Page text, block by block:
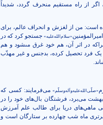
از راه مستقیم منحرف گردد، شدیداً
است: من از لغزش و انحراف عالم، برای
«سلام‌الله‌علیه» جستجو کرد که در
در اثر آن، هم خود غرق مى‏شود و هم
یک فرد تحصیل کرده، بدجنس و غیر مهذّب
«صلّی‌الله‌علیه‌وآله‌وسلّم» می‌فرمایند: کسى كه
بهشت می‌برد، فرشتگان بال‌هاى خود را در
ماهي‌های دريا براى طالب علم آمرزش
برترى ماه شب چهارده بر ستارگان است و